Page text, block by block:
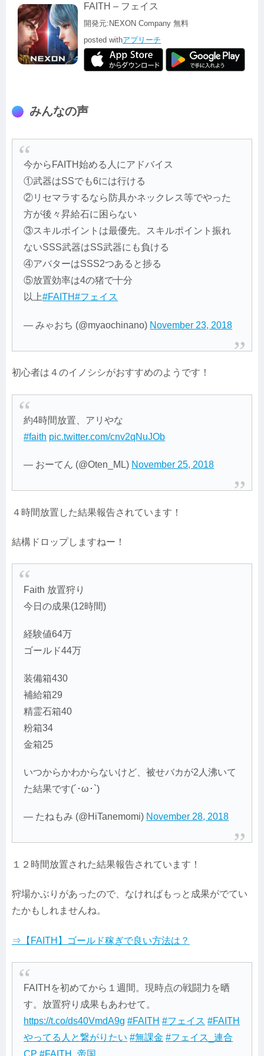
FAITH – フェイス
開発元: NEXON Company 無料
posted withアプリーチ
みんなの声
今からFAITH始める人にアドバイス
①武器はSSでも6には行ける
②リセマラするなら防具かネックレス等でやった
方が後々昇給石に困らない
③スキルポイントは最優先。スキルポイント振れ
ないSSS武器はSS武器にも負ける
④アバターはSSS2つあると捗る
⑤放置効率は4の猪で十分
以上#FAITH#フェイス
— みゃおち (@myaochinano) November 23, 2018
初心者は４のイノシシがおすすめのようです！
約4時間放置、アリやな
#faith pic.twitter.com/cnv2qNuJOb
— おーてん (@Oten_ML) November 25, 2018
４時間放置した結果報告されています！
結構ドロップしますねー！
Faith 放置狩り
今日の成果(12時間)
経験値64万
ゴールド44万
装備箱430
補給箱29
精霊石箱40
粉箱34
金箱25
いつからかわからないけど、被せバカが2人沸いて
た結果です(´･ω･`)
— たねもみ (@HiTanemomi) November 28, 2018
１２時間放置された結果報告されています！
狩場かぶりがあったので、なければもっと成果がでてい
たかもしれませんね。
⇒【FAITH】ゴールド稼ぎで良い方法は？
FAITHを初めてから１週間。現時点の戦闘力を晒
す。放置狩り成果もあわせて。
https://t.co/ds40VmdA9g #FAITH #フェイス #FAITH
やってる人と繋がりたい #無課金 #フェイス_連合